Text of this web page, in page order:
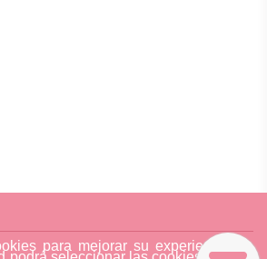
para mejorar su experiencia de